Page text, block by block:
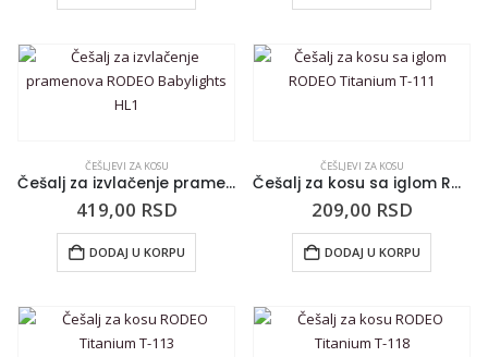
ČEŠLJEVI ZA KOSU
Češalj za izvlačenje pramenova RODEO Babylights HL1
419,00 RSD
DODAJ U KORPU
ČEŠLJEVI ZA KOSU
Češalj za kosu sa iglom RODEO Titanium T-111
209,00 RSD
DODAJ U KORPU